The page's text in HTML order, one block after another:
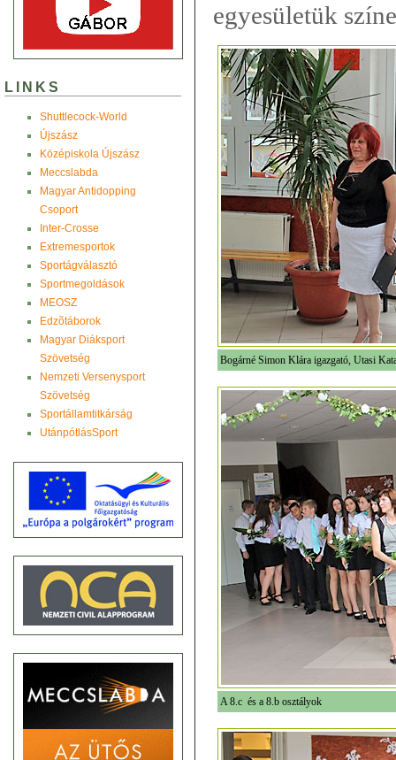
LINKS
Shuttlecock-World
Újszász
Középiskola Újszász
Meccslabda
Magyar Antidopping
Csoport
Inter-Crosse
Extremesportok
Sportágválasztó
Sportmegoldások
MEOSZ
Edzõtáborok
Magyar Diáksport
Szövetség
Nemzeti Versenysport
Szövetség
Sportállamtitkárság
UtánpótlásSport
egyesületük
Bogárné Simon Klára igazgató, Utasi
A 8.c és a 8.b osztályok